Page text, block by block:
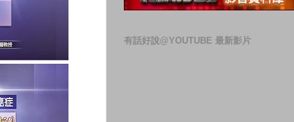
有話好說@YOUTUBE 最新影片